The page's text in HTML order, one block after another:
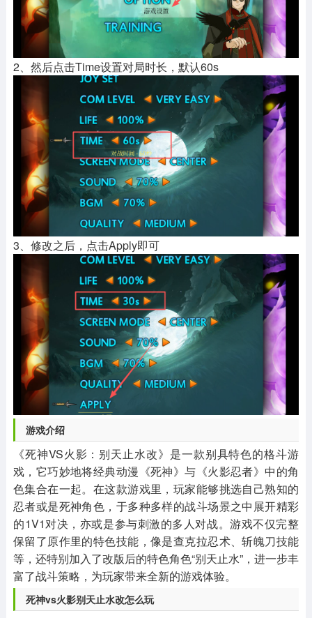
2、然后点击Time设置对局时长，默认60s
3、修改之后，点击Apply即可
游戏介绍
《死神VS火影：别天止水改》是一款别具特色的格斗游
戏，它巧妙地将经典动漫《死神》与《火影忍者》中的角
色集合在一起。在这款游戏里，玩家能够挑选自己熟知的
忍者或是死神角色，于多种多样的战斗场景之中展开精彩
的1V1对决，亦或是参与刺激的多人对战。游戏不仅完整
保留了原作里的特色技能，像是查克拉忍术、斩魄刀技能
等，还特别加入了改版后的特色角色“别天止水”，进一步丰
富了战斗策略，为玩家带来全新的游戏体验。
死神vs火影别天止水改怎么玩